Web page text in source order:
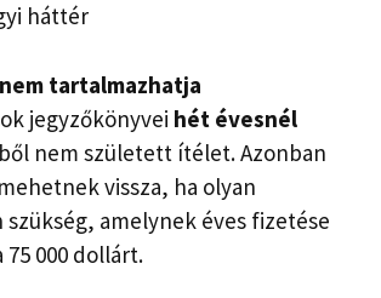
háttér
nem tartalmazhatja
jegyzőkönyvei hét évesnél
nem született ítélet. Azonban
vissza, ha olyan
szükség, amelynek éves fizetése
75 000 dollárt.